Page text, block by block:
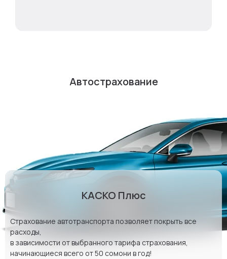
Автострахование
КАСКО Плюс
Страхование автотранспорта позволяет покрыть все
расходы,
в зависимости от выбранного тарифа страхования,
начинающиеся всего от 50 сомони в год!